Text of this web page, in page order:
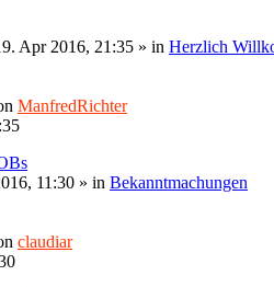
Apr 2016, 21:35 » in Herzlich
ManfredRichter
11:30 » in Bekanntmachungen
claudiar